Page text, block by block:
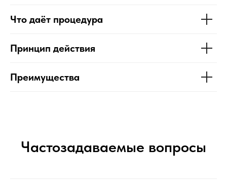
Что даёт процедура
Принцип действия
Преимущества
Частозадаваемые вопросы